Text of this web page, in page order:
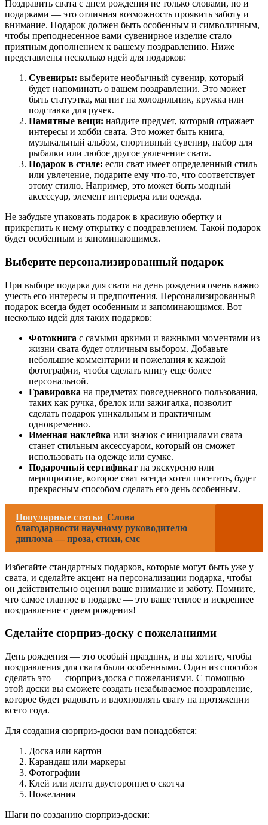
Поздравить свата с днем рождения не только словами, но и
подарками — это отличная возможность проявить заботу и
внимание. Подарок должен быть особенным и символичным,
чтобы преподнесенное вами сувенирное изделие стало
приятным дополнением к вашему поздравлению. Ниже
представлены несколько идей для подарков:
Сувениры: выберите необычный сувенир, который
будет напоминать о вашем поздравлении. Это может
быть статуэтка, магнит на холодильник, кружка или
подставка для ручек.
Памятные вещи: найдите предмет, который отражает
интересы и хобби свата. Это может быть книга,
музыкальный альбом, спортивный сувенир, набор для
рыбалки или любое другое увлечение свата.
Подарок в стиле: если сват имеет определенный стиль
или увлечение, подарите ему что-то, что соответствует
этому стилю. Например, это может быть модный
аксессуар, элемент интерьера или одежда.
Не забудьте упаковать подарок в красивую обертку и
прикрепить к нему открытку с поздравлением. Такой подарок
будет особенным и запоминающимся.
Выберите персонализированный подарок
При выборе подарка для свата на день рождения очень важно
учесть его интересы и предпочтения. Персонализированный
подарок всегда будет особенным и запоминающимся. Вот
несколько идей для таких подарков:
Фотокнига с самыми яркими и важными моментами из
жизни свата будет отличным выбором. Добавьте
небольшие комментарии и пожелания к каждой
фотографии, чтобы сделать книгу еще более
персональной.
Гравировка на предметах повседневного пользования,
таких как ручка, брелок или зажигалка, позволит
сделать подарок уникальным и практичным
одновременно.
Именная наклейка или значок с инициалами свата
станет стильным аксессуаром, который он сможет
использовать на одежде или сумке.
Подарочный сертификат на экскурсию или
мероприятие, которое сват всегда хотел посетить, будет
прекрасным способом сделать его день особенным.
Популярные статьи Слова
благодарности научному руководителю
диплома — проза, стихи, смс
Избегайте стандартных подарков, которые могут быть уже у
свата, и сделайте акцент на персонализации подарка, чтобы
он действительно оценил ваше внимание и заботу. Помните,
что самое главное в подарке — это ваше теплое и искреннее
поздравление с днем рождения!
Сделайте сюрприз-доску с пожеланиями
День рождения — это особый праздник, и вы хотите, чтобы
поздравления для свата были особенными. Один из способов
сделать это — сюрприз-доска с пожеланиями. С помощью
этой доски вы сможете создать незабываемое поздравление,
которое будет радовать и вдохновлять свату на протяжении
всего года.
Для создания сюрприз-доски вам понадобятся:
Доска или картон
Карандаш или маркеры
Фотографии
Клей или лента двустороннего скотча
Пожелания
Шаги по созданию сюрприз-доски: